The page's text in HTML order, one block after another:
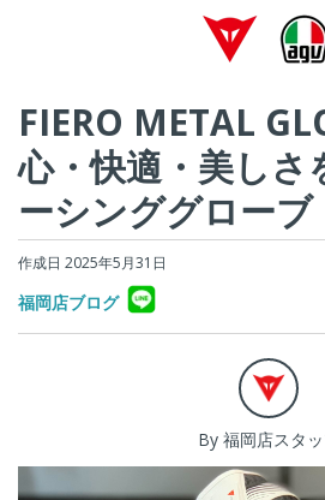
FIERO METAL
心・快適・美しさ
ーシンググローブ
作成日 2025年5月31日
福岡店ブログ
By 福岡店スタ